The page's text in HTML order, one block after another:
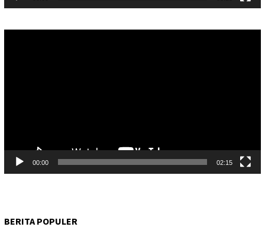
00:00 02:15
BERITA POPULER